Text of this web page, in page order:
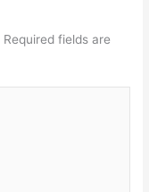
Required fields are